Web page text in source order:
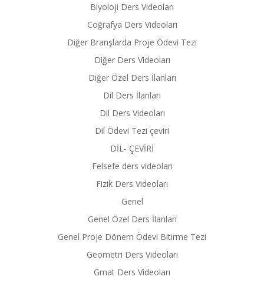
Biyoloji Ders Videoları
Coğrafya Ders Videoları
Diğer Branşlarda Proje Ödevi Tezi
Diğer Ders Videoları
Diğer Özel Ders İlanları
Dil Ders İlanları
Dil Ders Videoları
Dil Ödevi Tezi çeviri
DİL- ÇEVİRİ
Felsefe ders videoları
Fizik Ders Videoları
Genel
Genel Özel Ders İlanları
Genel Proje Dönem Ödevi Bitirme Tezi
Geometri Ders Videoları
Gmat Ders Videoları